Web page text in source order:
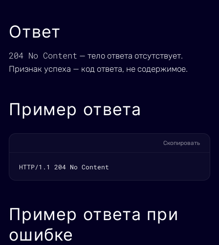
Ответ
204 No Content — тело ответа отсутствует.
Признак успеха — код ответа, не содержимое.
Пример ответа
Скопировать
HTTP/1.1 204 No Content
Пример ответа при
ошибке